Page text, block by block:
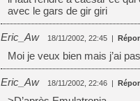
avec le gars de gir giri
Eric_Aw 18/11/2002, 22:45 |
Moi je veux bien mais j’ai
Eric_Aw 18/11/2002, 22:46 |